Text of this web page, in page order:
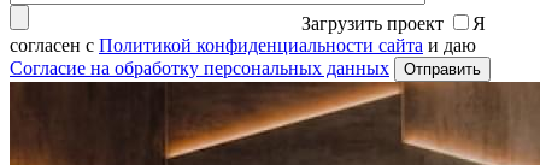
Загрузить проект
Я
согласен с Политикой конфиденциальности сайта и даю
Согласие на обработку персональных данных